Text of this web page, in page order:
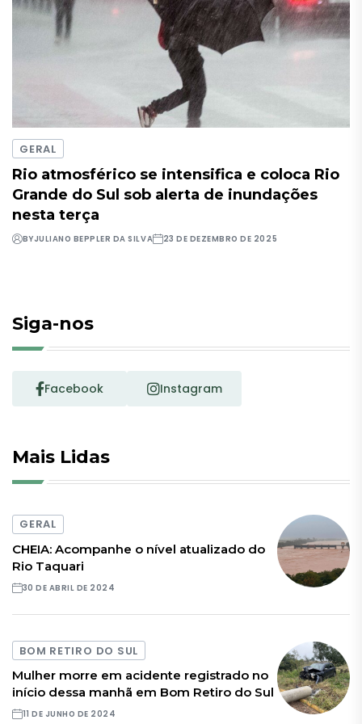
GERAL
Rio atmosférico se intensifica e coloca Rio
Grande do Sul sob alerta de inundações
nesta terça
BYJULIANO BEPPLER DA SILVA 23 DE DEZEMBRO DE 2025
Siga-nos
Facebook Instagram
Mais Lidas
GERAL
CHEIA: Acompanhe o nível atualizado do
Rio Taquari
30 DE ABRIL DE 2024
BOM RETIRO DO SUL
Mulher morre em acidente registrado no
início dessa manhã em Bom Retiro do Sul
11 DE JUNHO DE 2024